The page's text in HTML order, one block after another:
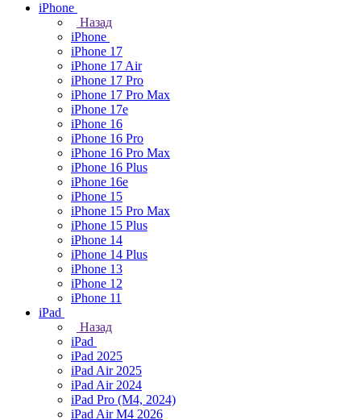
iPhone
Назад
iPhone
iPhone 17
iPhone 17 Air
iPhone 17 Pro
iPhone 17 Pro Max
iPhone 17e
iPhone 16
iPhone 16 Pro
iPhone 16 Pro Max
iPhone 16 Plus
iPhone 16e
iPhone 15
iPhone 15 Pro Max
iPhone 15 Plus
iPhone 14
iPhone 14 Plus
iPhone 13
iPhone 12
iPhone 11
iPad
Назад
iPad
iPad 2025
iPad Air 2025
iPad Air 2024
iPad Pro (M4, 2024)
iPad Air M4 2026